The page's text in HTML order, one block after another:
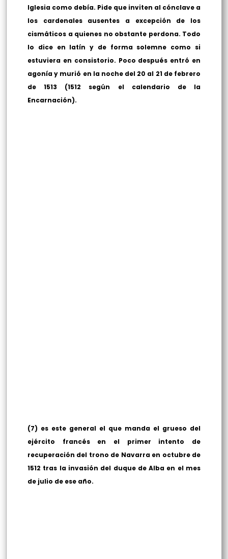
Iglesia como debía. Pide que inviten al cónclave a
los cardenales ausentes a excepción de los
cismáticos a quienes no obstante perdona. Todo
lo dice en latín y de forma solemne como si
estuviera en consistorio. Poco después entró en
agonía y murió en la noche del 20 al 21 de febrero
de 1513 (1512 según el calendario de la
Encarnación).
(7) es este general el que manda el grueso del
ejército francés en el primer intento de
recuperación del trono de Navarra en octubre de
1512 tras la invasión del duque de Alba en el mes
de julio de ese año.